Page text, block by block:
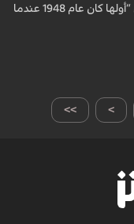
“حرب عالمية ثالثة” خمس مرات، مشيرة إلى أن “أولها كان عام 1948 عندما
>> >